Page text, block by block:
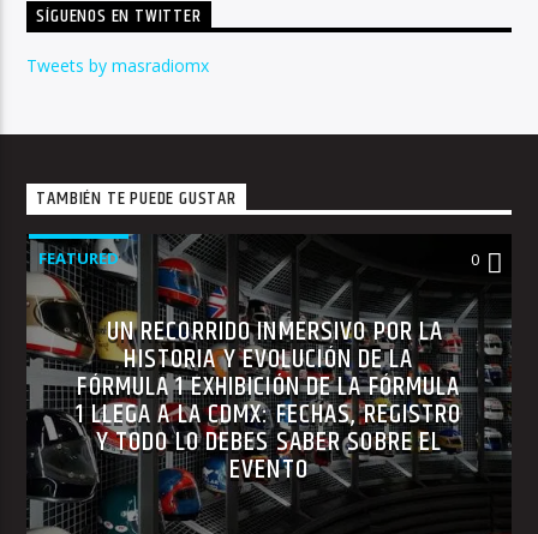
SÍGUENOS EN TWITTER
Tweets by masradiomx
TAMBIÉN TE PUEDE GUSTAR
FEATURED 0
UN RECORRIDO INMERSIVO POR LA
HISTORIA Y EVOLUCIÓN DE LA
FÓRMULA 1 EXHIBICIÓN DE LA FÓRMULA
1 LLEGA A LA CDMX: FECHAS, REGISTRO
Y TODO LO DEBES SABER SOBRE EL
EVENTO